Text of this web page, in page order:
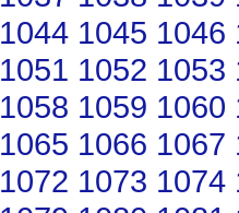
1044 1045 1046
1051 1052 1053
1058 1059 1060
1065 1066 1067
1072 1073 1074